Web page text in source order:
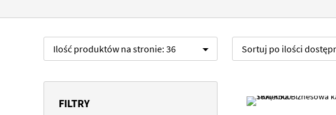
Ilość produktów na stronie: 36 Sortuj po ilości
FILTRY